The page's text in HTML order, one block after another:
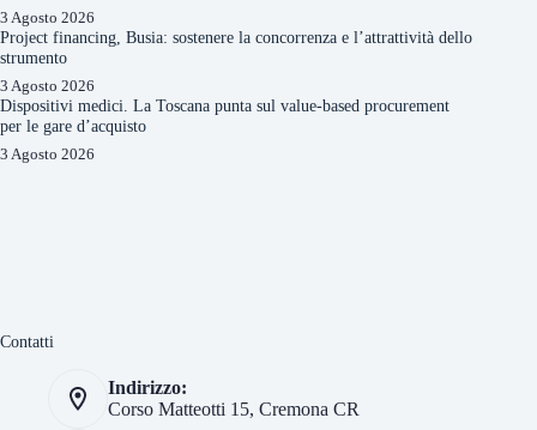
3 Agosto 2026
Project financing, Busia: sostenere la concorrenza e l’attrattività dello
strumento
3 Agosto 2026
Dispositivi medici. La Toscana punta sul value-based procurement
per le gare d’acquisto
3 Agosto 2026
Contatti
Indirizzo:
Corso Matteotti 15, Cremona CR